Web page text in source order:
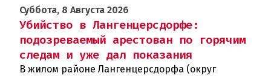
Суббота, 8 Августа 2026
Убийство в Лангенцерсдорфе:
подозреваемый арестован по горячим
следам и уже дал показания
В жилом районе Лангенцерсдорфа (округ